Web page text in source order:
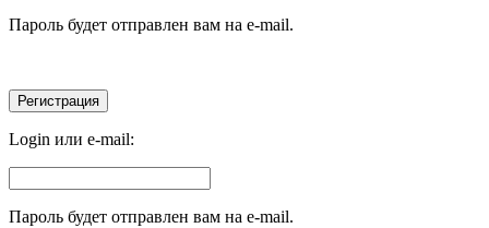
Пароль будет отправлен вам на e-mail.
Login или e-mail:
Пароль будет отправлен вам на e-mail.